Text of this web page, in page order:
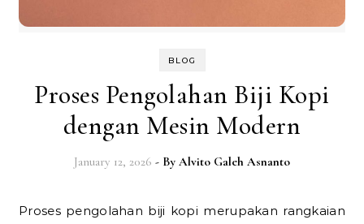
BLOG
Proses Pengolahan Biji Kopi
dengan Mesin Modern
January 12, 2026 - By Alvito Galeh Asnanto
Proses pengolahan biji kopi merupakan rangkaian